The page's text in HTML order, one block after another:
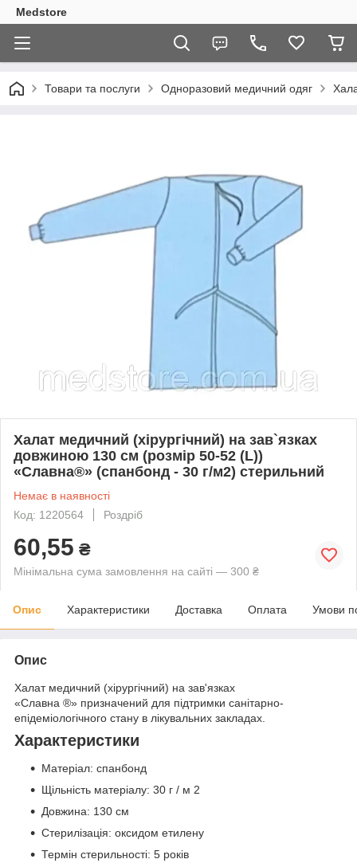
Medstore
Товари та послуги Одноразовий медичний одяг
Халат медичний (хірургічний) на зав`язках
довжиною 130 см (розмір 50-52 (L))
«Славна®» (спанбонд - 30 г/м2) стерильний
Немає в наявності
Код: 1220564
Роздріб
60,55 ₴
Мінімальна сума замовлення на сайті — 300 ₴
Опис Характеристики Доставка Оплата Умови
Опис
Халат медичний (хірургічний) на зав'язках
«Славна ®» призначений для підтримки санітарно-
епідеміологічного стану в лікувальних закладах.
Характеристики
Матеріал: спанбонд
Щільність матеріалу: 30 г / м 2
Довжина: 130 см
Стерилізація: оксидом етилену
Термін стерильності: 5 років